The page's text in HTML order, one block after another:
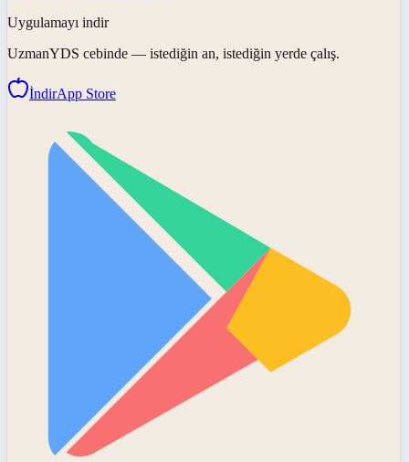
Uygulamayı indir
UzmanYDS cebinde — istediğin an, istediğin yerde çalış.
İndirApp Store